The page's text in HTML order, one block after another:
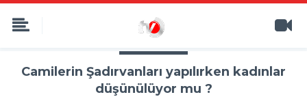
Camilerin Şadırvanları yapılırken kadınlar
düşünülüyor mu ?